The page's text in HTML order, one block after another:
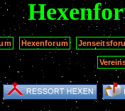
Hexenforum